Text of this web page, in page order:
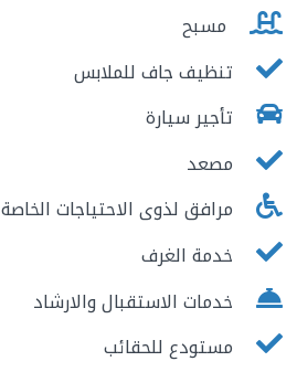
مسبح
تنظيف جاف للملابس
تأجير سيارة
مصعد
مرافق لذوى الاحتياجات الخاصة
خدمة الغرف
خدمات الاستقبال والارشاد
مستودع للحقائب